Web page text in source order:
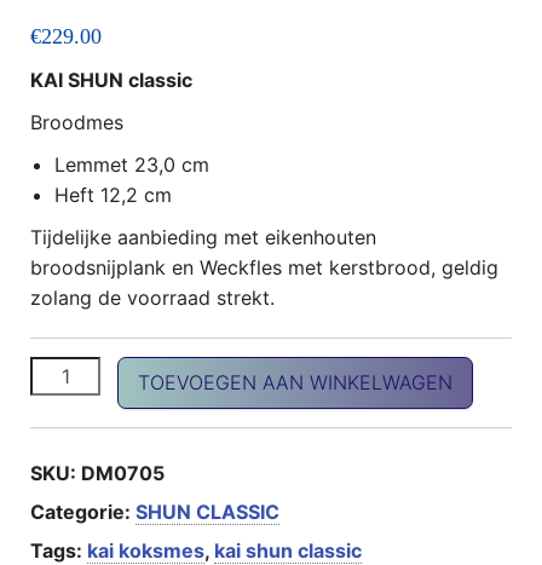
€229.00
KAI SHUN classic
Broodmes
Lemmet 23,0 cm
Heft 12,2 cm
Tijdelijke aanbieding met eikenhouten
broodsnijplank en Weckfles met kerstbrood, geldig
zolang de voorraad strekt.
SHUN Classic broodmes aantal
TOEVOEGEN AAN WINKELWAGEN
SKU: DM0705
Categorie: SHUN CLASSIC
Tags: kai koksmes, kai shun classic